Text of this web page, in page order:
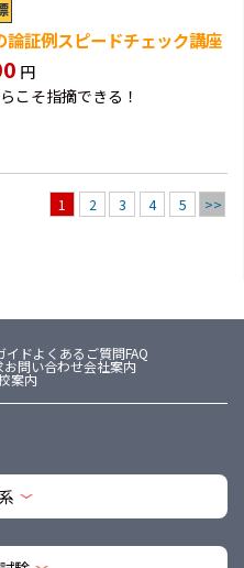
論証例スピードチェック講座
円
こそ指摘できる！
1 2 3 4 5 >>
イドよくあるご質問FAQ
お問い合わせ会社案内
案内